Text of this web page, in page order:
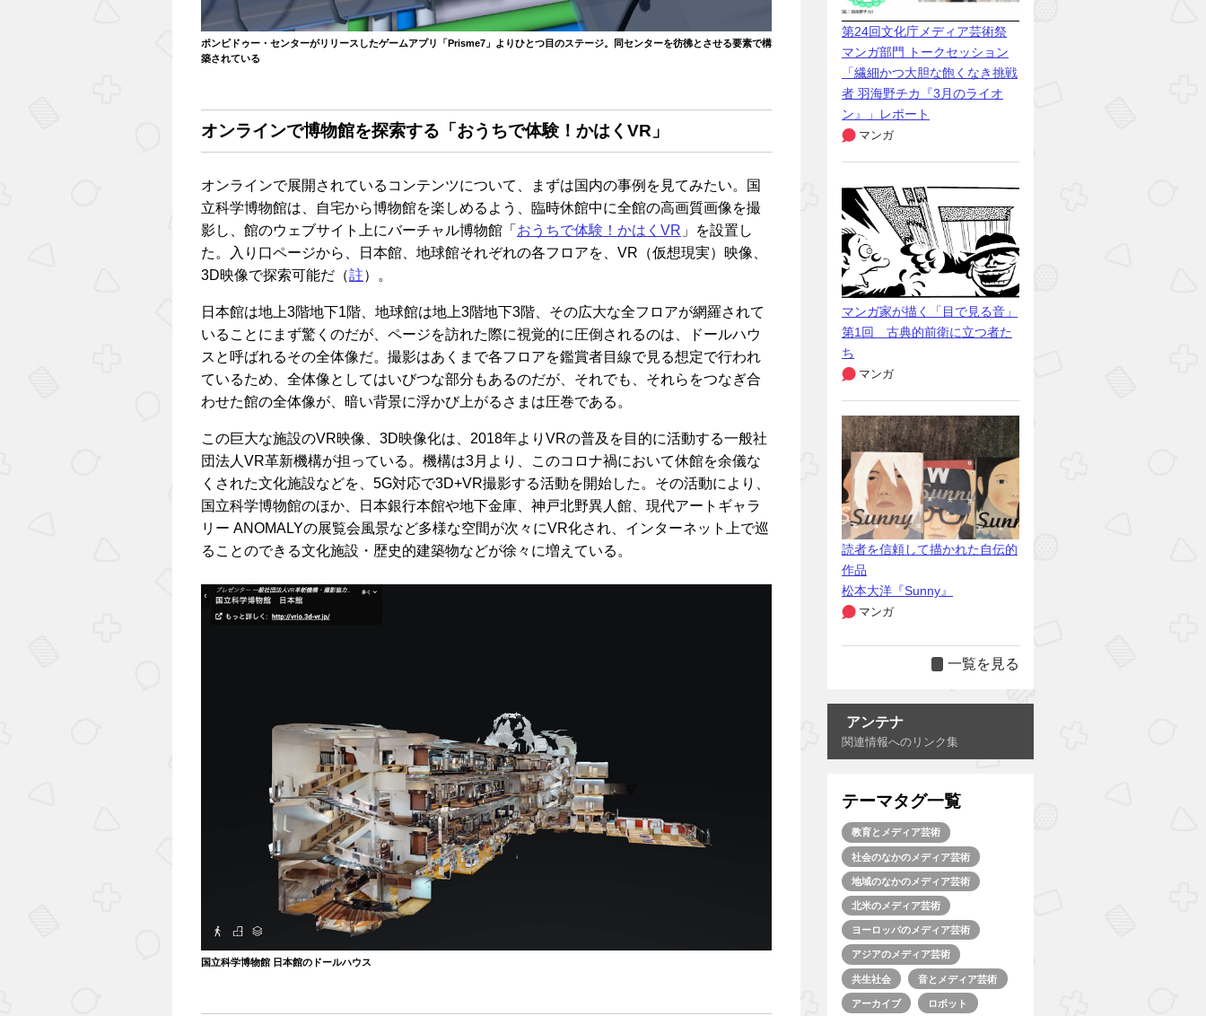
ポンピドゥー・センターがリリースしたゲームアプリ「Prisme7」よりひとつ目のステージ。同センターを彷彿とさせる要素で構
築されている
オンラインで博物館を探索する「おうちで体験！かはくVR」
オンラインで展開されているコンテンツについて、まずは国内の事例を見てみたい。国
立科学博物館は、自宅から博物館を楽しめるよう、臨時休館中に全館の高画質画像を撮
影し、館のウェブサイト上にバーチャル博物館「 おうちで体験！かはくVR 」を設置し
た。入り口ページから、日本館、地球館それぞれの各フロアを、VR（仮想現実）映像、
3D映像で探索可能だ（註）。
日本館は地上3階地下1階、地球館は地上3階地下3階、その広大な全フロアが網羅されて
いることにまず驚くのだが、ページを訪れた際に視覚的に圧倒されるのは、ドールハウ
スと呼ばれるその全体像だ。撮影はあくまで各フロアを鑑賞者目線で見る想定で行われ
ているため、全体像としてはいびつな部分もあるのだが、それでも、それらをつなぎ合
わせた館の全体像が、暗い背景に浮かび上がるさまは圧巻である。
この巨大な施設のVR映像、3D映像化は、2018年よりVRの普及を目的に活動する一般社
団法人VR革新機構が担っている。機構は3月より、このコロナ禍において休館を余儀な
くされた文化施設などを、5G対応で3D+VR撮影する活動を開始した。その活動により、
国立科学博物館のほか、日本銀行本館や地下金庫、神戸北野異人館、現代アートギャラ
リー ANOMALYの展覧会風景など多様な空間が次々にVR化され、インターネット上で巡
ることのできる文化施設・歴史的建築物などが徐々に増えている。
国立科学博物館 日本館のドールハウス
第24回文化庁メディア芸術祭
マンガ部門 トークセッション
「繊細かつ大胆な飽くなき挑戦
者 羽海野チカ『3月のライオ
ン』」レポート
マンガ
マンガ家が描く「目で見る音」
第1回 古典的前衛に立つ者た
ち
マンガ
読者を信頼して描かれた自伝的
作品
松本大洋『Sunny』
マンガ
一覧を見る
アンテナ
関連情報へのリンク集
テーマタグ一覧
教育とメディア芸術
社会のなかのメディア芸術
地域のなかのメディア芸術
北米のメディア芸術
ヨーロッパのメディア芸術
アジアのメディア芸術
共生社会 音とメディア芸術
アーカイブ ロボット